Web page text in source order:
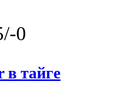
0
в тайге